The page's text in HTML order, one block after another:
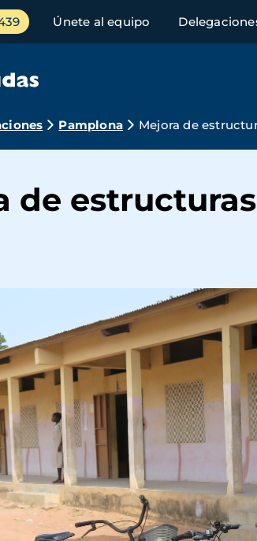
Únete al equipo
Pamplona Mejora de
de